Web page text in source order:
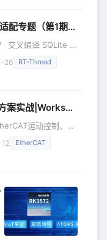
：SQLite 从入门到精通
交叉编译 SQLite 总
统一数据存储方
适配专题」 ，每期
睿擎派，并实现完
26
RT-Thread
实战|Workshop
运动控制、
但有一个环节始终缺
，已形成RC3506、
EtherCAT
AIoT平台，性